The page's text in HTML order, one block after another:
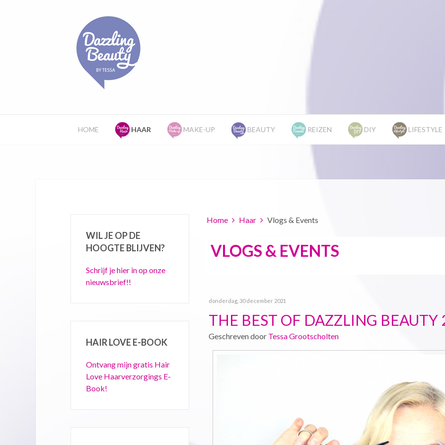
HOME HAAR MAKE-UP BEAUTY REIZEN DIY LIFESTYLE
Home Haar Vlogs & Events
VLOGS & EVENTS
donderdag, 30 december 2021
THE BEST OF DAZZLING BEAUTY
Geschreven door Tessa Grootscholten
WIL JE OP DE
HOOGTE BLIJVEN?
Schrijf je hier in op onze
nieuwsbrief!!
HAIR LOVE E-BOOK
Ontvang mijn gratis Hair
Love Haarverzorgings E-
Book!